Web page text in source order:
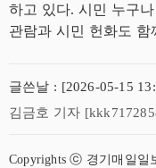
하고 있다. 시민 누구
관람과 시민 헌화도 함
글쓴날 : [2026-05-15
김금호 기자
Copyrights ⓒ 경기매일일